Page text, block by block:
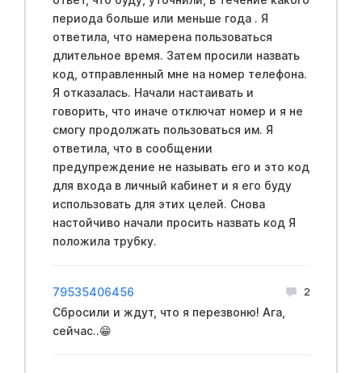
периода больше или меньше года . Я
ответила, что намерена пользоваться
длительное время. Затем просили назвать
код, отправленный мне на номер телефона.
Я отказалась. Начали настаивать и
говорить, что иначе отключат номер и я не
смогу продолжать пользоваться им. Я
ответила, что в сообщении
предупреждение не называть его и это код
для входа в личный кабинет и я его буду
использовать для этих целей. Снова
настойчиво начали просить назвать код Я
положила трубку.
79535406456 2
Сбросили и ждут, что я перезвоню! Ага,
сейчас..😁